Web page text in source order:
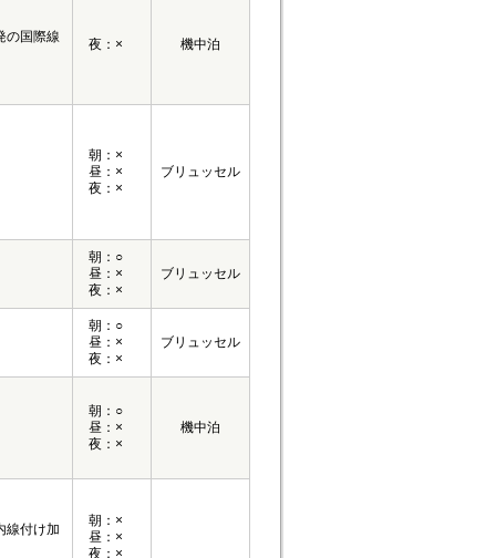
の国際線
夜：× 機中泊
朝：×
昼：×
夜：×
ブリュッセル
朝：○
昼：×
夜：×
ブリュッセル
朝：○
昼：×
夜：×
ブリュッセル
朝：○
昼：×
夜：×
機中泊
線付け加
朝：×
昼：×
夜：×